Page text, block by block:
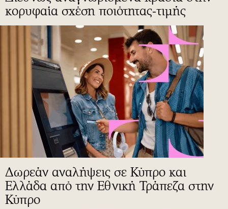
κορυφαία σχέση ποιότητας-τιμής
Δωρεάν αναλήψεις σε Κύπρο και
Ελλάδα από την Εθνική Τράπεζα στην
Κύπρο